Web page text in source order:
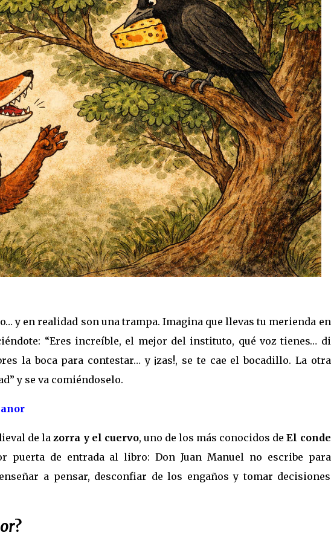
y en realidad son una trampa. Imagina que llevas tu merienda en
“Eres increíble, el mejor del instituto, qué voz tienes… di
la boca para contestar… y ¡zas!, se te cae el bocadillo. La otra
y se va comiéndoselo.
de lazorra y el cuervo, uno de los más conocidos deEl conde
puerta de entrada al libro: Don Juan Manuel no escribe para
a pensar, desconfiar de los engaños y tomar decisiones
?